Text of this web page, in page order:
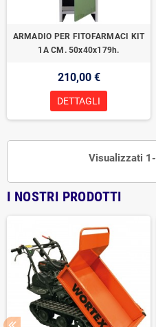
ARMADIO PER FITOFARMACI KIT
1A CM. 50x40x179h.
210,00 €
DETTAGLI
Visualizzati
I NOSTRI PRODOTTI